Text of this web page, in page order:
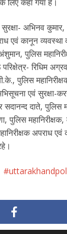
अभिनव
एवं कानून
पुलिस
रिधिम
पुलिस
एवं सुरक्षा-
सदानन्द दाते, पुलिस
महानिरीक्षक,
अपराध